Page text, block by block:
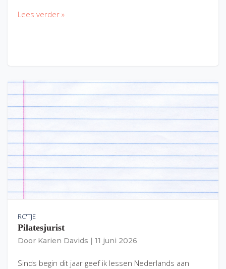
Lees verder »
RC'TJE
Pilatesjurist
Door Karien Davids 11 juni 2026
Sinds begin dit jaar geef ik lessen Nederlands aan